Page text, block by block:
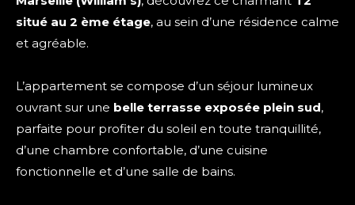
situé au 2 ème étage, au sein d’une résidence calme
et agréable.
L’appartement se compose d’un séjour lumineux
ouvrant sur une belle terrasse exposée plein sud,
parfaite pour profiter du soleil en toute tranquillité,
d’une chambre confortable, d’une cuisine
fonctionnelle et d’une salle de bains.